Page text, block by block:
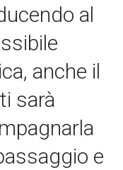
al
anche il
sarà
e